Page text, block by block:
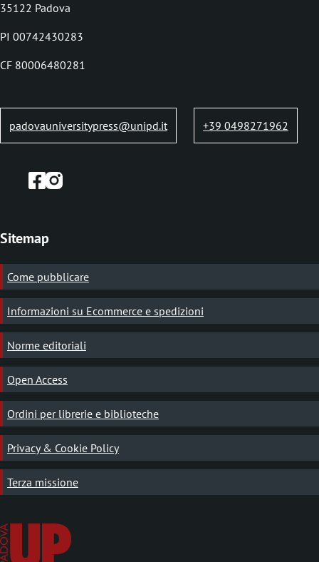
u
m
b
35122 Padova
PI 00742430283
CF 80006480281
padovauniversitypress@unipd.it +39 0498271962
Sitemap
Come pubblicare
Informazioni su Ecommerce e spedizioni
Norme editoriali
Open Access
Ordini per librerie e biblioteche
Privacy & Cookie Policy
Terza missione